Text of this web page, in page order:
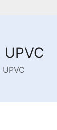
UPVC
UPVC